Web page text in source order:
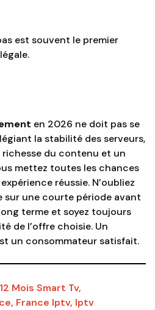
est souvent le premier
en 2026 ne doit pas se
la stabilité des serveurs,
richesse du contenu et un
mettez toutes les chances
réussie. N’oubliez
sur une courte période avant
terme et soyez toujours
de l’offre choisie. Un
un consommateur satisfait.
Mois Smart Tv,
, France Iptv, Iptv